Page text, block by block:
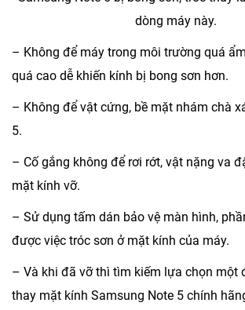
dòng máy này.
– Không để máy trong môi trường quá
quá cao dễ khiến kính bị bong sơn hơn.
– Không để vật cứng, bề mặt nhám chà
5.
– Cố gắng không để rơi rớt, vật nặng va
mặt kính vỡ.
– Sử dụng tấm dán bảo vệ màn hình,
được việc tróc sơn ở mặt kính của máy.
– Và khi đã vỡ thì tìm kiếm lựa chọn một
thay mặt kính Samsung Note 5 chính